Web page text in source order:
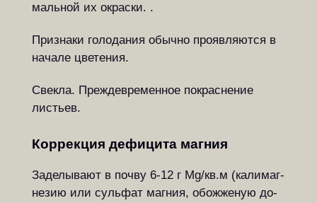
маль­ной их ок­рас­ки. .
Признаки голодания обычно про­яв­ля­ют­ся в
начале цветения.
Свекла. Преждевременное по­крас­не­ние
листьев.
Коррекция дефицита маг­ния
За­де­лы­ва­ют в по­чву 6-12 г Mg/кв.м (ка­ли­маг­
не­зию или суль­фат маг­ния, обо­жже­ную до­